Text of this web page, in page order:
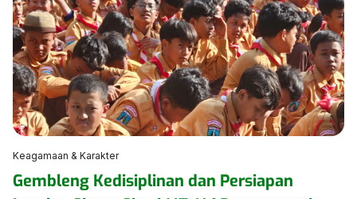
dikembangkan oleh madrasah guna meningkatkan
kemampuan komunikasi peserta didik. Upacara
berlangsung dengan tertib, khidmat, dan penuh
semangat, […]
Keagamaan & Karakter
Gembleng Kedisiplinan dan Persiapan